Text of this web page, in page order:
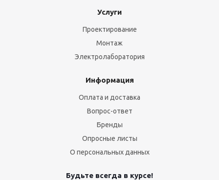
Услуги
Проектирование
Монтаж
Электролаборатория
Информация
Оплата и доставка
Вопрос-ответ
Бренды
Опросные листы
О персональных данных
Будьте всегда в курсе!